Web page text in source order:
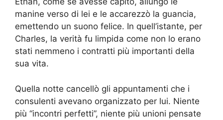
manine verso di lei e le accarezzò la guancia,
emettendo un suono felice. In quell’istante, per
Charles, la verità fu limpida come non lo erano
stati nemmeno i contratti più importanti della
sua vita.
Quella notte cancellò gli appuntamenti che i
consulenti avevano organizzato per lui. Niente
più “incontri perfetti”, niente più unioni pensate